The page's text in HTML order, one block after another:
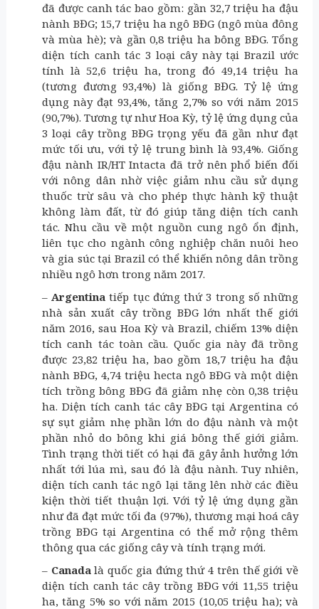
đã được canh tác bao gồm: gần 32,7 triệu ha đậu
nành BĐG; 15,7 triệu ha ngô BĐG (ngô mùa đông
và mùa hè); và gần 0,8 triệu ha bông BĐG. Tổng
diện tích canh tác 3 loại cây này tại Brazil ước
tính là 52,6 triệu ha, trong đó 49,14 triệu ha
(tương đương 93,4%) là giống BĐG. Tỷ lệ ứng
dụng này đạt 93,4%, tăng 2,7% so với năm 2015
(90,7%). Tương tự như Hoa Kỳ, tỷ lệ ứng dụng của
3 loại cây trồng BĐG trọng yếu đã gần như đạt
mức tối ưu, với tỷ lệ trung bình là 93,4%. Giống
đậu nành IR/HT Intacta đã trở nên phổ biến đối
với nông dân nhờ việc giảm nhu cầu sử dụng
thuốc trừ sâu và cho phép thực hành kỹ thuật
không làm đất, từ đó giúp tăng diện tích canh
tác. Nhu cầu về một nguồn cung ngô ổn định,
liên tục cho ngành công nghiệp chăn nuôi heo
và gia súc tại Brazil có thể khiến nông dân trồng
nhiều ngô hơn trong năm 2017.
–Argentina tiếp tục đứng thứ 3 trong số những
nhà sản xuất cây trồng BĐG lớn nhất thế giới
năm 2016, sau Hoa Kỳ và Brazil, chiếm 13% diện
tích canh tác toàn cầu. Quốc gia này đã trồng
được 23,82 triệu ha, bao gồm 18,7 triệu ha đậu
nành BĐG, 4,74 triệu hecta ngô BĐG và một diện
tích trồng bông BĐG đã giảm nhẹ còn 0,38 triệu
ha. Diện tích canh tác cây BĐG tại Argentina có
sự sụt giảm nhẹ phần lớn do đậu nành và một
phần nhỏ do bông khi giá bông thế giới giảm.
Tình trạng thời tiết có hại đã gây ảnh hưởng lớn
nhất tới lúa mì, sau đó là đậu nành. Tuy nhiên,
diện tích canh tác ngô lại tăng lên nhờ các điều
kiện thời tiết thuận lợi. Với tỷ lệ ứng dụng gần
như đã đạt mức tối đa (97%), thương mại hoá cây
trồng BĐG tại Argentina có thể mở rộng thêm
thông qua các giống cây và tính trạng mới.
– Canadalà quốc gia đứng thứ 4 trên thế giới về
diện tích canh tác cây trồng BĐG với 11,55 triệu
ha, tăng 5% so với năm 2015 (10,05 triệu ha); và